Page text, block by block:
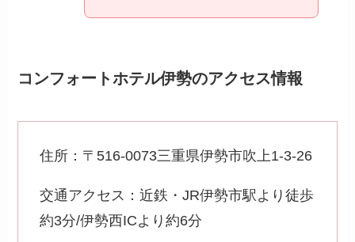
コンフォートホテル伊勢のアクセス情報
住所：〒516-0073三重県伊勢市吹上1-3-26
交通アクセス：近鉄・JR伊勢市駅より徒歩
約3分/伊勢西ICより約6分